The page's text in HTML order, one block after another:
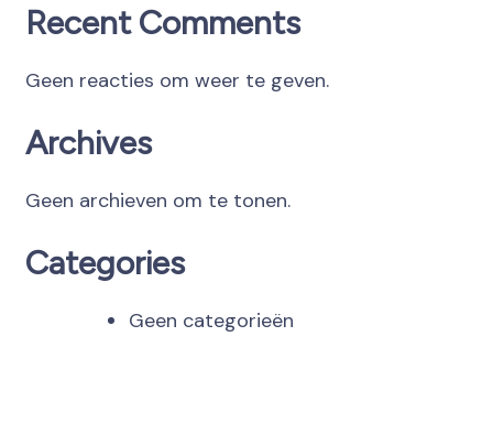
Recent Comments
Geen reacties om weer te geven.
Archives
Geen archieven om te tonen.
Categories
Geen categorieën